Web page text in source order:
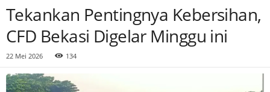
Tekankan Pentingnya Kebersihan,
CFD Bekasi Digelar Minggu ini
22 Mei 2026 134